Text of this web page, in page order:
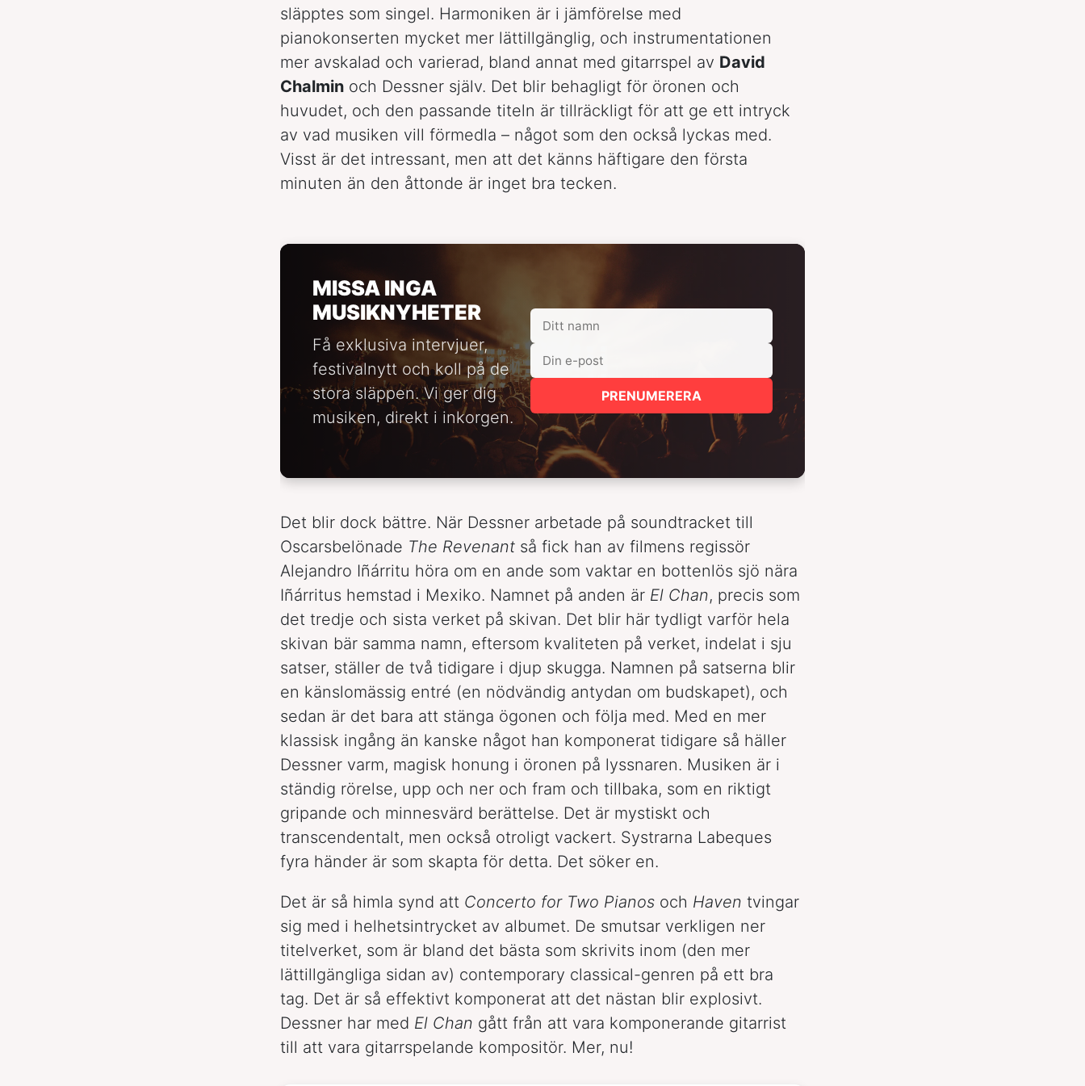
släpptes som singel. Harmoniken är i jämförelse med
pianokonserten mycket mer lättillgänglig, och instrumentationen
mer avskalad och varierad, bland annat med gitarrspel av David
Chalmin och Dessner själv. Det blir behagligt för öronen och
huvudet, och den passande titeln är tillräckligt för att ge ett intryck
av vad musiken vill förmedla – något som den också lyckas med.
Visst är det intressant, men att det känns häftigare den första
minuten än den åttonde är inget bra tecken.
MISSA INGA
MUSIKNYHETER
Få exklusiva intervjuer,
festivalnytt och koll på de
stora släppen. Vi ger dig
musiken, direkt i inkorgen.
PRENUMERERA
Det blir dock bättre. När Dessner arbetade på soundtracket till
Oscarsbelönade The Revenant så fick han av filmens regissör
Alejandro Iñárritu höra om en ande som vaktar en bottenlös sjö nära
Iñárritus hemstad i Mexiko. Namnet på anden är El Chan, precis som
det tredje och sista verket på skivan. Det blir här tydligt varför hela
skivan bär samma namn, eftersom kvaliteten på verket, indelat i sju
satser, ställer de två tidigare i djup skugga. Namnen på satserna blir
en känslomässig entré (en nödvändig antydan om budskapet), och
sedan är det bara att stänga ögonen och följa med. Med en mer
klassisk ingång än kanske något han komponerat tidigare så häller
Dessner varm, magisk honung i öronen på lyssnaren. Musiken är i
ständig rörelse, upp och ner och fram och tillbaka, som en riktigt
gripande och minnesvärd berättelse. Det är mystiskt och
transcendentalt, men också otroligt vackert. Systrarna Labeques
fyra händer är som skapta för detta. Det söker en.
Det är så himla synd att Concerto for Two Pianos och Haven tvingar
sig med i helhetsintrycket av albumet. De smutsar verkligen ner
titelverket, som är bland det bästa som skrivits inom (den mer
lättillgängliga sidan av) contemporary classical-genren på ett bra
tag. Det är så effektivt komponerat att det nästan blir explosivt.
Dessner har med El Chan gått från att vara komponerande gitarrist
till att vara gitarrspelande kompositör. Mer, nu!